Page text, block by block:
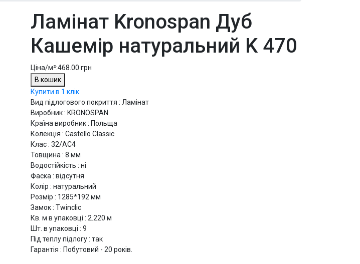
Ламінат Kronospan Дуб
Кашемір натуральний K 470
Ціна/м²:468.00 грн
В кошик
Купити в 1 клік
Вид підлогового покриття : Ламінат
Виробник : KRONOSPAN
Країна виробник : Польща
Колекція : Castello Classic
Клас : 32/АС4
Товщина : 8 мм
Водостійкість : ні
Фаска : відсутня
Колір : натуральний
Розмір : 1285*192 мм
Замок : Twinclic
Кв. м в упаковці : 2.220 м
Шт. в упаковці : 9
Під теплу підлогу : так
Гарантія : Побутовий - 20 років.